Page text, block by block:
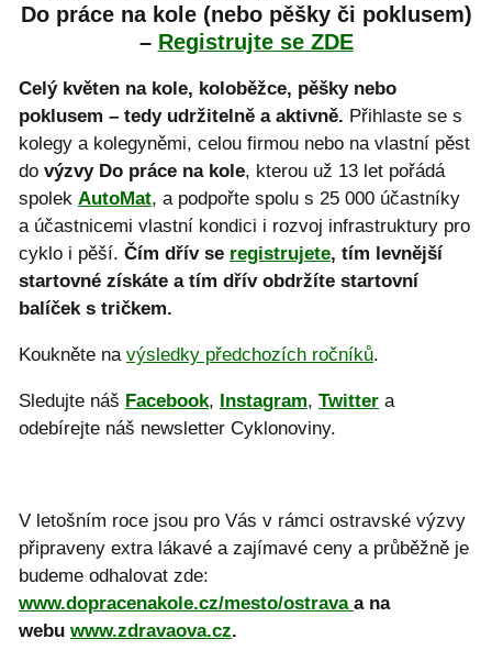
Do práce na kole (nebo pěšky či poklusem)
– Registrujte se ZDE
Celý květen na kole, koloběžce, pěšky nebo
poklusem – tedy udržitelně a aktivně. Přihlaste se s
kolegy a kolegyněmi, celou firmou nebo na vlastní pěst
do výzvy Do práce na kole, kterou už 13 let pořádá
spolek AutoMat, a podpořte spolu s 25 000 účastníky
a účastnicemi vlastní kondici i rozvoj infrastruktury pro
cyklo i pěší. Čím dřív se registrujete, tím levnější
startovné získáte a tím dřív obdržíte startovní
balíček s tričkem.
Koukněte na výsledky předchozích ročníků.
Sledujte náš Facebook, Instagram, Twitter a
odebírejte náš newsletter Cyklonoviny.
V letošním roce jsou pro Vás v rámci ostravské výzvy
připraveny extra lákavé a zajímavé ceny a průběžně je
budeme odhalovat zde:
www.dopracenakole.cz/mesto/ostrava a na
webu www.zdravaova.cz.